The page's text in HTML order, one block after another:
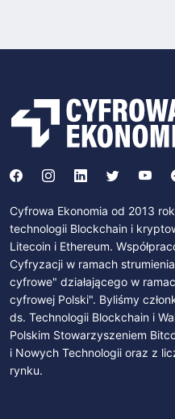
Cyfrowa Ekonomia od 2013
technologii Blockchain i
Litecoin i Ethereum.
Cyfryzacji w ramach
cyfrowe" działającego w
cyfrowej Polski". Byliśmy
ds. Technologii Blockchain i
Polskim Stowarzyszeniem
i Nowych Technologii oraz z
rynku.